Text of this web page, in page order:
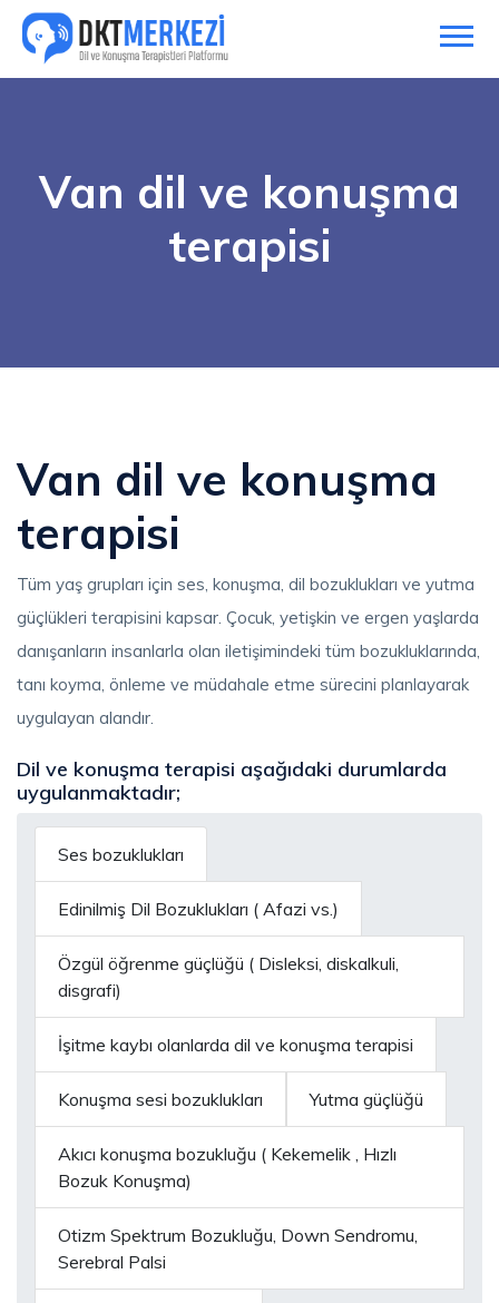
Van dil ve konuşma
terapisi
Van dil ve konuşma
terapisi
Tüm yaş grupları için ses, konuşma, dil bozuklukları ve yutma
güçlükleri terapisini kapsar. Çocuk, yetişkin ve ergen yaşlarda
danışanların insanlarla olan iletişimindeki tüm bozukluklarında,
tanı koyma, önleme ve müdahale etme sürecini planlayarak
uygulayan alandır.
Dil ve konuşma terapisi aşağıdaki durumlarda
uygulanmaktadır;
Ses bozuklukları
Edinilmiş Dil Bozuklukları ( Afazi vs.)
Özgül öğrenme güçlüğü ( Disleksi, diskalkuli,
disgrafi)
İşitme kaybı olanlarda dil ve konuşma terapisi
Konuşma sesi bozuklukları Yutma güçlüğü
Akıcı konuşma bozukluğu ( Kekemelik , Hızlı
Bozuk Konuşma)
Otizm Spektrum Bozukluğu, Down Sendromu,
Serebral Palsi